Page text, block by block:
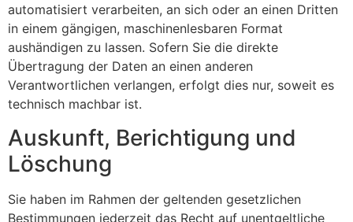
automatisiert verarbeiten, an sich oder an einen Dritten
in einem gängigen, maschinenlesbaren Format
aushändigen zu lassen. Sofern Sie die direkte
Übertragung der Daten an einen anderen
Verantwortlichen verlangen, erfolgt dies nur, soweit es
technisch machbar ist.
Auskunft, Berichtigung und
Löschung
Sie haben im Rahmen der geltenden gesetzlichen
Bestimmungen jederzeit das Recht auf unentgeltliche